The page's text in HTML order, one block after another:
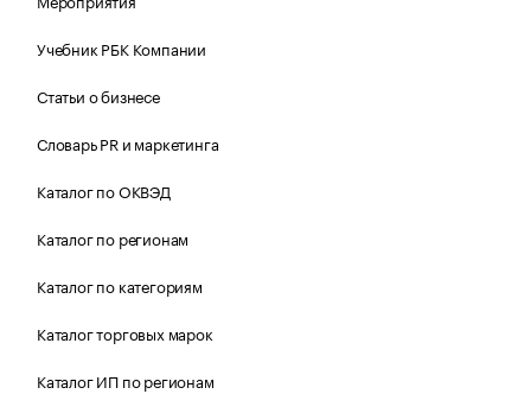
Учебник РБК Компании
Статьи о бизнесе
Словарь PR и маркетинга
Каталог по ОКВЭД
Каталог по регионам
Каталог по категориям
Каталог торговых марок
Каталог ИП по регионам